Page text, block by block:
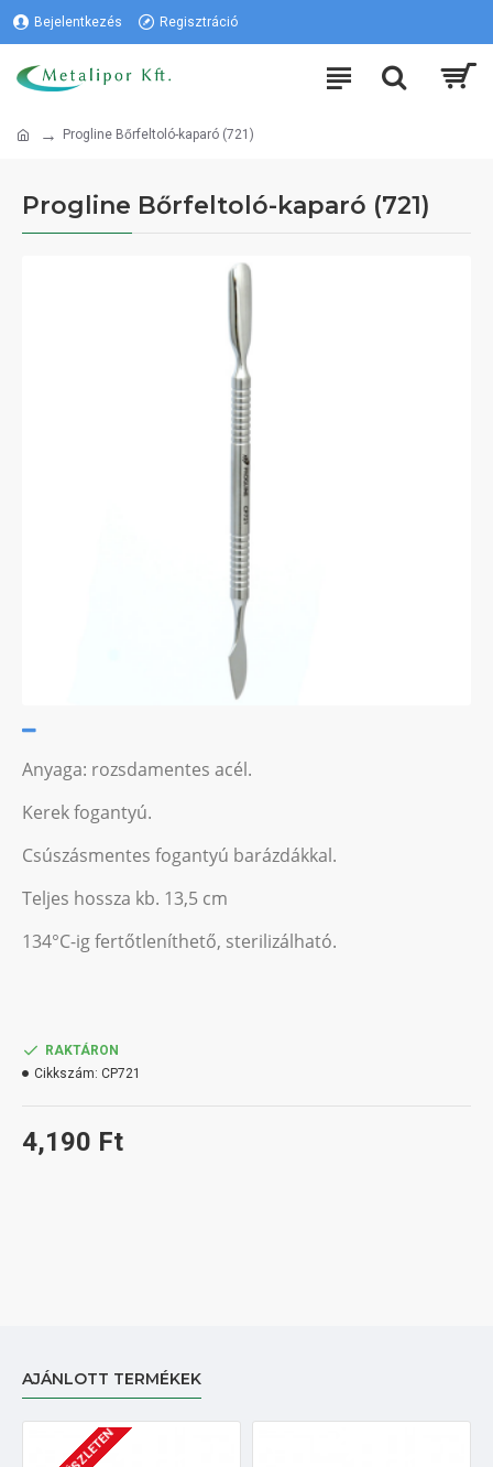
Bejelentkezés Regisztráció
Progline Bőrfeltoló-kaparó (721)
Progline Bőrfeltoló-kaparó (721)
Anyaga: rozsdamentes acél.
Kerek fogantyú.
Csúszásmentes fogantyú barázdákkal.
Teljes hossza kb. 13,5 cm
134°C-ig fertőtleníthető, sterilizálható.
4,190 Ft
RAKTÁRON
Cikkszám: CP721
AJÁNLOTT TERMÉKEK